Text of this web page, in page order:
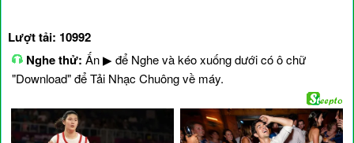
Lượt tải: 10992
Nghe thử: Ấn ▶ để Nghe và kéo xuống dưới có ô chữ
"Download" để Tải Nhạc Chuông về máy.